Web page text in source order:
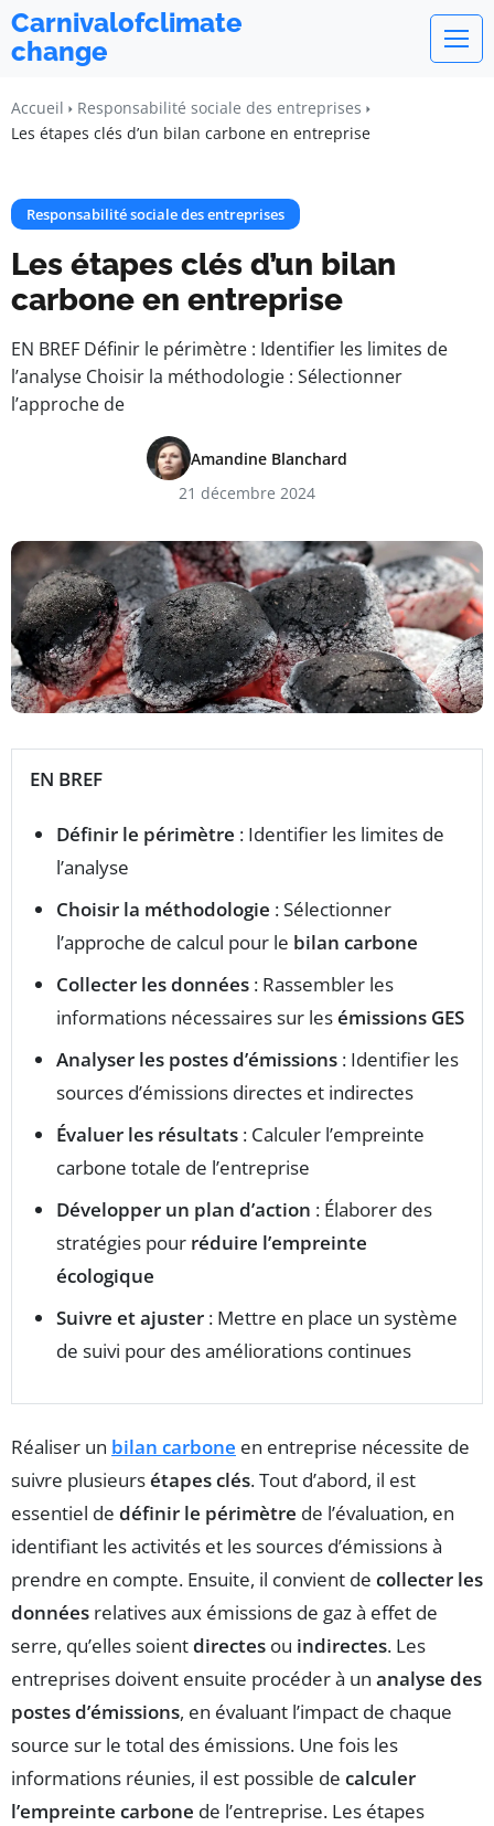
Carnivalofclimate
change
Accueil
Responsabilité sociale des entreprises
Les étapes clés d’un bilan carbone en entreprise
Responsabilité sociale des entreprises
Les étapes clés d’un bilan
carbone en entreprise
EN BREF Définir le périmètre : Identifier les limites de
l’analyse Choisir la méthodologie : Sélectionner
l’approche de
Amandine Blanchard
21 décembre 2024
EN BREF
Définir le périmètre : Identifier les limites de
l’analyse
Choisir la méthodologie : Sélectionner
l’approche de calcul pour le bilan carbone
Collecter les données : Rassembler les
informations nécessaires sur lesémissions GES
Analyser les postes d’émissions : Identifier les
sources d’émissions directes et indirectes
Évaluer les résultats : Calculer l’empreinte
carbone totale de l’entreprise
Développer un plan d’action : Élaborer des
stratégies pour réduire l’empreinte
écologique
Suivre et ajuster : Mettre en place un système
de suivi pour des améliorations continues
Réaliser un bilan carbone en entreprise nécessite de
suivre plusieursétapes clés. Tout d’abord, il est
essentiel de définir le périmètre de l’évaluation, en
identifiant les activités et les sources d’émissions à
prendre en compte. Ensuite, il convient de collecter les
données relatives aux émissions de gaz à effet de
serre, qu’elles soientdirectes ou indirectes. Les
entreprises doivent ensuite procéder à un analyse des
postes d’émissions, en évaluant l’impact de chaque
source sur le total des émissions. Une fois les
informations réunies, il est possible de calculer
l’empreinte carbone de l’entreprise. Les étapes